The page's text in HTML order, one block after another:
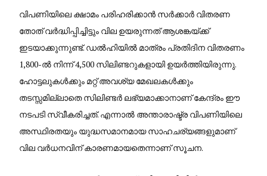
വിപണിയിലെ ക്ഷാമം പരിഹരിക്കാൻ സർക്കാർ വിതരണ
തോത് വർദ്ധിപ്പിച്ചിട്ടും വില ഉയരുന്നത് ആശങ്കയ്ക്ക്
ഇടയാക്കുന്നുണ്ട്. ഡൽഹിയിൽ മാത്രം പ്രതിദിന വിതരണം
1,800-ൽ നിന്ന് 4,500 സിലിണ്ടറുകളായി ഉയർത്തിയിരുന്നു.
ഹോട്ടലുകൾക്കും മറ്റ് അവശ്യ മേഖലകൾക്കും
തടസ്സമില്ലാതെ സിലിണ്ടർ ലഭ്യമാക്കാനാണ് കേന്ദ്രം ഈ
നടപടി സ്വീകരിച്ചത്. എന്നാൽ അന്താരാഷ്ട്ര വിപണിയിലെ
അസ്ഥിരതയും യുദ്ധസമാനമായ സാഹചര്യങ്ങളുമാണ്
വില വർധനവിന് കാരണമായതെന്നാണ് സൂചന.